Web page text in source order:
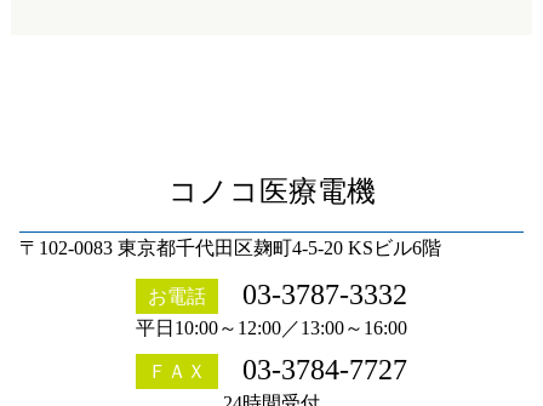
コノコ医療電機
〒102-0083 東京都千代田区麹町4-5-20 KSビル6階
お電話 03-3787-3332
平日10:00～12:00／13:00～16:00
ＦＡＸ 03-3784-7727